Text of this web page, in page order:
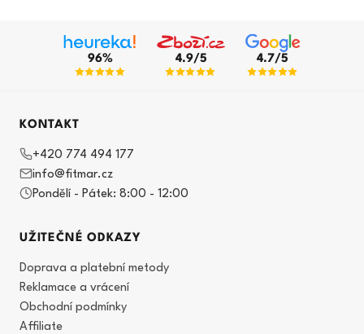
96% 4.9/5 4.7/5
KONTAKT
+420 774 494 177
info@fitmar.cz
Pondělí - Pátek: 8:00 - 12:00
UŽITEČNÉ ODKAZY
Doprava a platební metody
Reklamace a vrácení
Obchodní podmínky
Affiliate